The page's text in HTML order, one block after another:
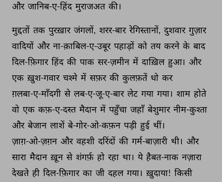
और जानिब-ए-हिंद मुराजअत की।
मुद्दतों तक पुरख़ार जंगलों, शरर-बार रेगिस्तानों, दुशवार गुज़ार
वादियों और ना-क़ाबिल-ए-उबूर पहाड़ों को तय करने के बाद
दिल-फ़िगार हिंद की पाक सर-ज़मीन में दाख़िल हुआ। और
एक ख़ुश-गवार चश्मे में सफ़र की कुलफ़तें धो कर
ग़लबा-ए-माँदगी से लब-ए-जू-ए-बार लेट गया गया। शाम होते
वो एक कफ़-ए-दस्त मैदान में पहुँचा जहाँ बेशुमार नीम-कुश्ता
और बेजान लाशें बे-गोर-ओ-कफ़न पड़ी हुई थीं।
ज़ाग़-ओ-ज़ग़न और वहशी दरिंदों की गर्म-बाज़ारी थी। और
सारा मैदान ख़ून से शंगर्फ़ हो रहा था। ये हैबत-नाक नज़ारा
देखते ही दिल-फ़िगार का जी दहल गया। ख़ुदाया! किसी